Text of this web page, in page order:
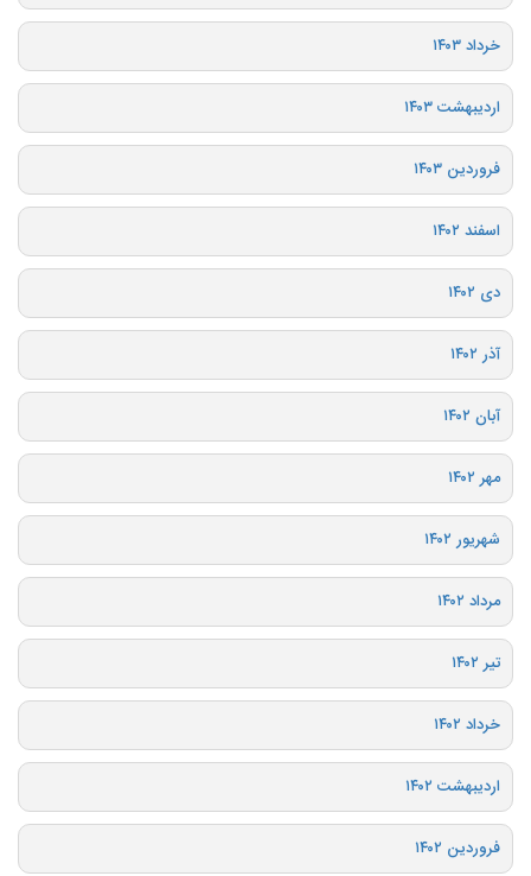
خرداد ۱۴۰۳
اردیبهشت ۱۴۰۳
فروردین ۱۴۰۳
اسفند ۱۴۰۲
دی ۱۴۰۲
آذر ۱۴۰۲
آبان ۱۴۰۲
مهر ۱۴۰۲
شهریور ۱۴۰۲
مرداد ۱۴۰۲
تیر ۱۴۰۲
خرداد ۱۴۰۲
اردیبهشت ۱۴۰۲
فروردین ۱۴۰۲